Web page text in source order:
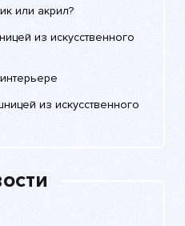
или акрил?
из искусственного
из искусственного